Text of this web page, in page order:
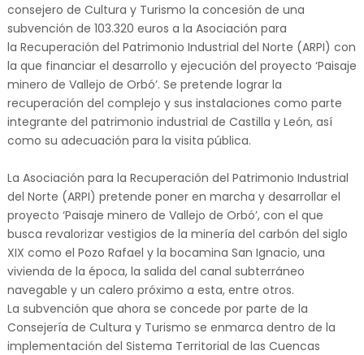
consejero de Cultura y Turismo la concesión de una
subvención de 103.320 euros a la Asociación para
la Recuperación del Patrimonio Industrial del Norte (ARPI) con
la que financiar el desarrollo y ejecución del proyecto ‘Paisaje
minero de Vallejo de Orbó’. Se pretende lograr la
recuperación del complejo y sus instalaciones como parte
integrante del patrimonio industrial de Castilla y León, así
como su adecuación para la visita pública.
La Asociación para la Recuperación del Patrimonio Industrial
del Norte (ARPI) pretende poner en marcha y desarrollar el
proyecto ‘Paisaje minero de Vallejo de Orbó’, con el que
busca revalorizar vestigios de la minería del carbón del siglo
XIX como el Pozo Rafael y la bocamina San Ignacio, una
vivienda de la época, la salida del canal subterráneo
navegable y un calero próximo a esta, entre otros.
La subvención que ahora se concede por parte de la
Consejería de Cultura y Turismo se enmarca dentro de la
implementación del Sistema Territorial de las Cuencas